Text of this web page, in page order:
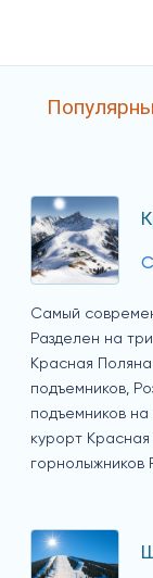
Самый
Разделен на
Красная
подъемников,
подъемников
курорт
горнолыжников